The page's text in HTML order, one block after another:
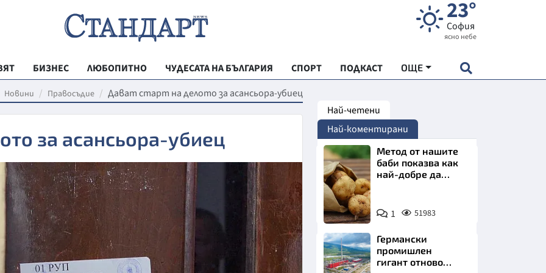
23°
София
ясно небе
БИЗНЕС ЛЮБОПИТНО ЧУДЕСАТА НА БЪЛГАРИЯ СПОРТ ПОДКАСТ ОЩЕ
РЕГИОНАЛНИ
ВЕСТНИК СТАНДАРТ
МЛАДЕЖКА АКАДЕМИЯ "ЧУДЕСАТА НА БЪЛГАРИЯ"
ОБРАЗОВАНИЕ
МОЯТ ГРАД
ТЕХНОЛОГИИ
ДА!НА БЪЛГАРСКАТА ХРАНА
Новини Правосъдие Дават старт на делото за асансьора-убиец
за асансьора-убиец
Най-четени
Най-коментирани
Снимка:
Пиксабей
Метод от нашите
баби показва как
най-добре да
1 51983
Германски
промишлен
гигант отново